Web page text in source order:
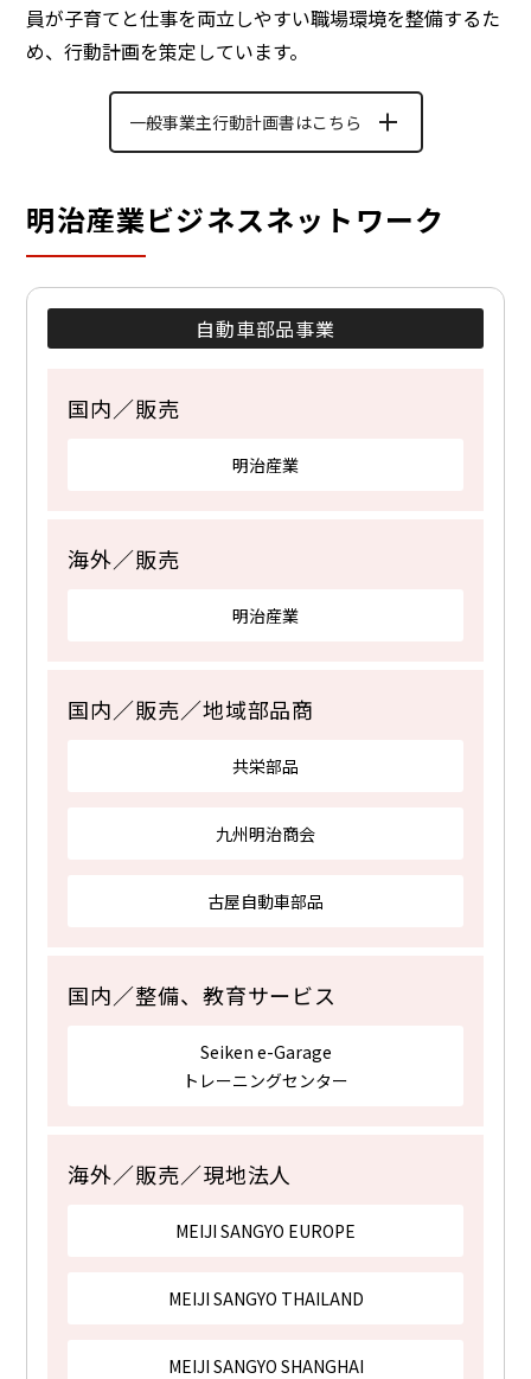
員が子育てと仕事を両立しやすい職場環境を整備するた
め、行動計画を策定しています。
一般事業主行動計画書はこちら
明治産業ビジネスネットワーク
自動車部品事業
国内／販売
明治産業
海外／販売
明治産業
国内／販売／地域部品商
共栄部品
九州明治商会
古屋自動車部品
国内／整備、教育サービス
Seiken e-Garage
トレーニングセンター
海外／販売／現地法人
MEIJI SANGYO EUROPE
MEIJI SANGYO THAILAND
MEIJI SANGYO SHANGHAI